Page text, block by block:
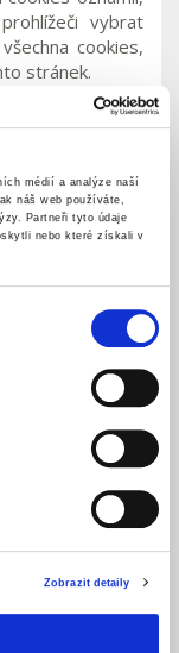
médií a analýze naší
náš web používáte,
Partneři tyto údaje
nebo které získali v
Zobrazit detaily
vybrat
cookies,
stránek.
nimiž nemá
některou
s jejich
a politiku
dat
a kdykoliv měnit
aktuální stav
tyto stránky
a snažit se
míst těchto